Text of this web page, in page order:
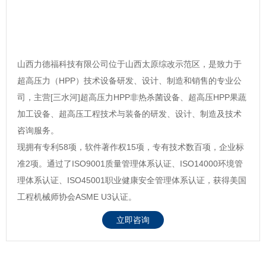
山西力德福科技有限公司位于山西太原综改示范区，是致力于
超高压力（HPP）技术设备研发、设计、制造和销售的专业公
司，主营[三水河]超高压力HPP非热杀菌设备、超高压HPP果蔬
加工设备、超高压工程技术与装备的研发、设计、制造及技术
咨询服务。
现拥有专利58项，软件著作权15项，专有技术数百项，企业标
准2项。通过了ISO9001质量管理体系认证、ISO14000环境管
理体系认证、ISO45001职业健康安全管理体系认证，获得美国
工程机械师协会ASME U3认证。
立即咨询